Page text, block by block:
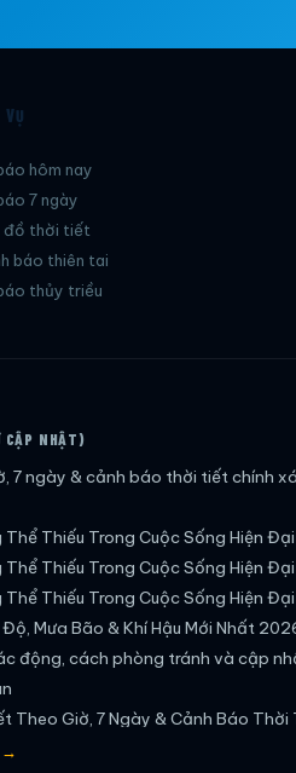
hôm nay
7 ngày
đồ thời tiết
báo thiên tai
thủy triều
CẬP NHẬT)
7 ngày & cảnh báo thời tiết chính
Thể Thiếu Trong Cuộc Sống Hiện Đại
Thể Thiếu Trong Cuộc Sống Hiện
Thể Thiếu Trong Cuộc Sống Hiện Đại
Mưa Bão & Khí Hậu Mới Nhất
động, cách phòng tránh và cập
Theo Giờ, 7 Ngày & Cảnh Báo Thời
→